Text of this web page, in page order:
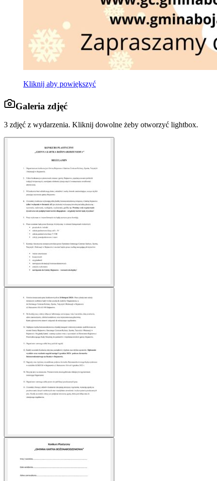
Kliknij aby powiększyć
Galeria zdjęć
3 zdjęć z wydarzenia. Kliknij dowolne żeby otworzyć lightbox.